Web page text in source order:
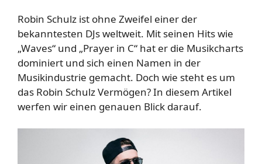
Robin Schulz ist ohne Zweifel einer der
bekanntesten DJs weltweit. Mit seinen Hits wie
„Waves“ und „Prayer in C“ hat er die Musikcharts
dominiert und sich einen Namen in der
Musikindustrie gemacht. Doch wie steht es um
das Robin Schulz Vermögen? In diesem Artikel
werfen wir einen genauen Blick darauf.